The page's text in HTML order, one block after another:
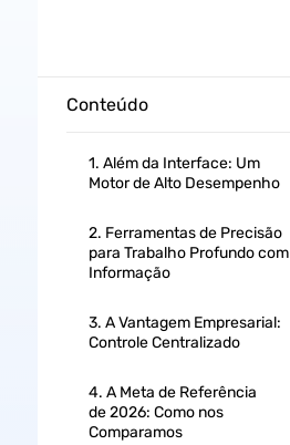
Conteúdo
1. Além da Interface: Um
Motor de Alto Desempenho
2. Ferramentas de Precisão
para Trabalho Profundo com
Informação
3. A Vantagem Empresarial:
Controle Centralizado
4. A Meta de Referência
de 2026: Como nos
Comparamos